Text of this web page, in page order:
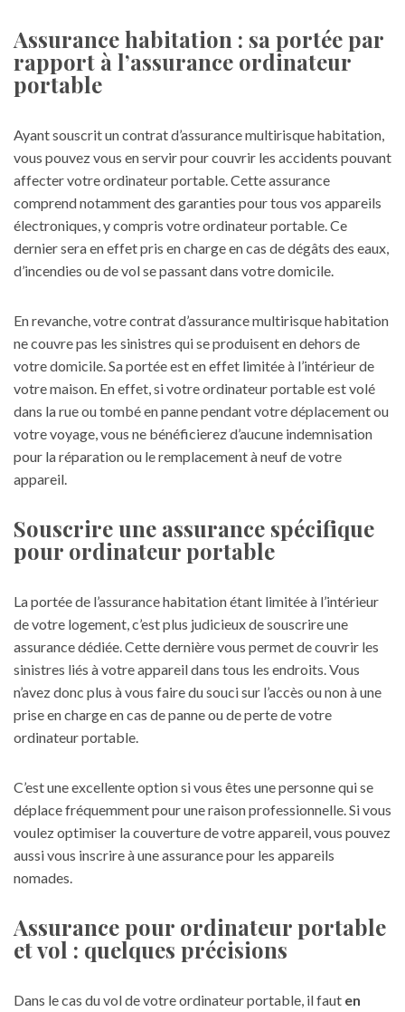
Assurance habitation : sa portée par
rapport à l’assurance ordinateur
portable
Ayant souscrit un contrat d’assurance multirisque habitation,
vous pouvez vous en servir pour couvrir les accidents pouvant
affecter votre ordinateur portable. Cette assurance
comprend notamment des garanties pour tous vos appareils
électroniques, y compris votre ordinateur portable. Ce
dernier sera en effet pris en charge en cas de dégâts des eaux,
d’incendies ou de vol se passant dans votre domicile.
En revanche, votre contrat d’assurance multirisque habitation
ne couvre pas les sinistres qui se produisent en dehors de
votre domicile. Sa portée est en effet limitée à l’intérieur de
votre maison. En effet, si votre ordinateur portable est volé
dans la rue ou tombé en panne pendant votre déplacement ou
votre voyage, vous ne bénéficierez d’aucune indemnisation
pour la réparation ou le remplacement à neuf de votre
appareil.
Souscrire une assurance spécifique
pour ordinateur portable
La portée de l’assurance habitation étant limitée à l’intérieur
de votre logement, c’est plus judicieux de souscrire une
assurance dédiée. Cette dernière vous permet de couvrir les
sinistres liés à votre appareil dans tous les endroits. Vous
n’avez donc plus à vous faire du souci sur l’accès ou non à une
prise en charge en cas de panne ou de perte de votre
ordinateur portable.
C’est une excellente option si vous êtes une personne qui se
déplace fréquemment pour une raison professionnelle. Si vous
voulez optimiser la couverture de votre appareil, vous pouvez
aussi vous inscrire à une assurance pour les appareils
nomades.
Assurance pour ordinateur portable
et vol : quelques précisions
Dans le cas du vol de votre ordinateur portable, il faut en